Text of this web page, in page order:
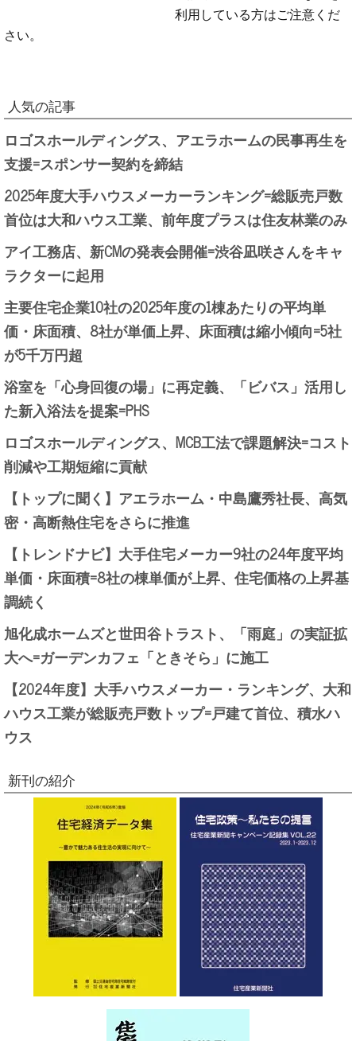
利用している方はご注意くだ
さい。
人気の記事
ロゴスホールディングス、アエラホームの民事再生を
支援=スポンサー契約を締結
2025年度大手ハウスメーカーランキング=総販売戸数
首位は大和ハウス工業、前年度プラスは住友林業のみ
アイ工務店、新CMの発表会開催=渋谷凪咲さんをキャ
ラクターに起用
主要住宅企業10社の2025年度の1棟あたりの平均単
価・床面積、8社が単価上昇、床面積は縮小傾向=5社
が5千万円超
浴室を「心身回復の場」に再定義、「ビバス」活用し
た新入浴法を提案=PHS
ロゴスホールディングス、MCB工法で課題解決=コスト
削減や工期短縮に貢献
【トップに聞く】アエラホーム・中島鷹秀社長、高気
密・高断熱住宅をさらに推進
【トレンドナビ】大手住宅メーカー9社の24年度平均
単価・床面積=8社の棟単価が上昇、住宅価格の上昇基
調続く
旭化成ホームズと世田谷トラスト、「雨庭」の実証拡
大へ=ガーデンカフェ「ときそら」に施工
【2024年度】大手ハウスメーカー・ランキング、大和
ハウス工業が総販売戸数トップ=戸建て首位、積水ハ
ウス
新刊の紹介